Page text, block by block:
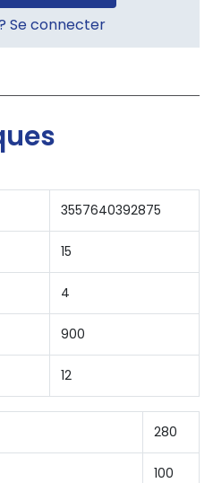
Se connecter
3557640392875
15
4
900
12
280
100